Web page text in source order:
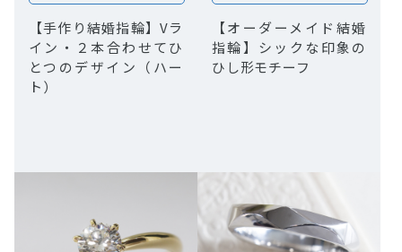
【手作り結婚指輪】Vラ
イン・２本合わせてひ
とつのデザイン（ハー
ト）
【オーダーメイド結婚
指輪】シックな印象の
ひし形モチーフ